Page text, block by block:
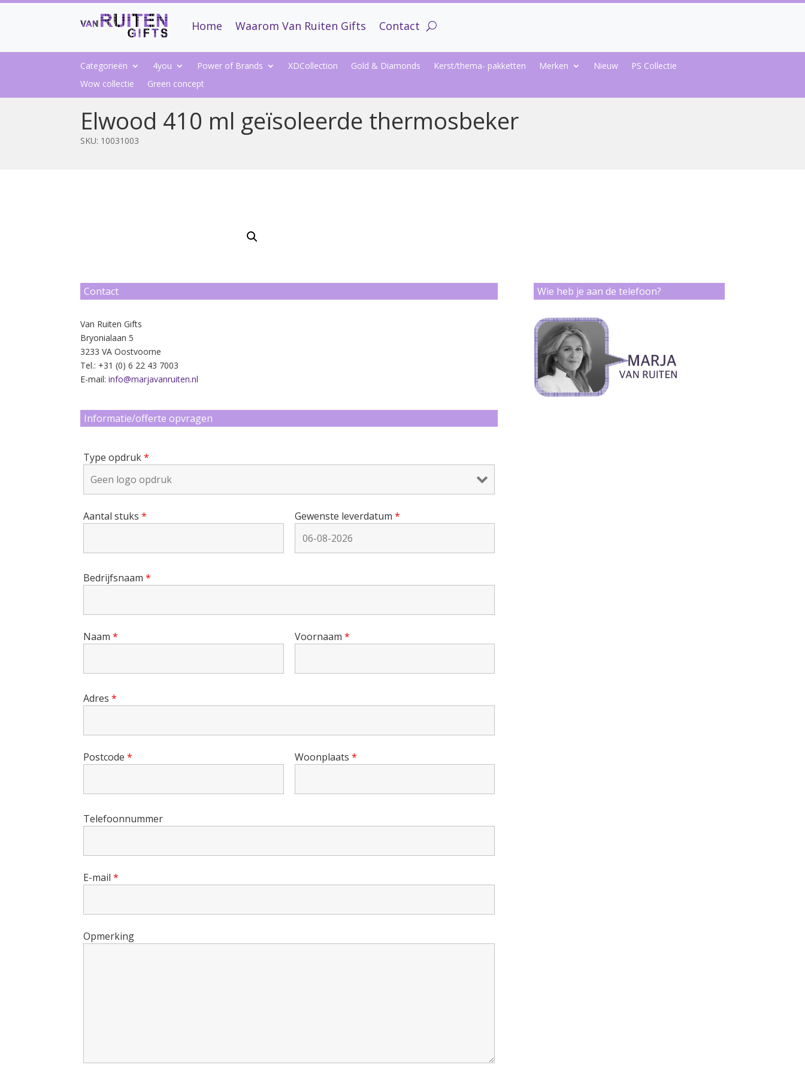
Home Waarom Van Ruiten Gifts Contact
Categorieën 4you Power of Brands XDCollection Gold & Diamonds Kerst/thema- pakketten Merken Nieuw
PS Collectie
Wow collectie
Green concept
Elwood 410 ml geïsoleerde thermosbeker
SKU: 10031003
Contact
Van Ruiten Gifts
Bryonialaan 5
3233 VA Oostvoorne
Tel.: +31 (0) 6 22 43 7003
E-mail:info@marjavanruiten.nl
Informatie/offerte opvragen
Type opdruk*
Aantal stuks* Gewenste leverdatum *
Bedrijfsnaam*
Naam* Voornaam *
Adres*
Postcode* Woonplaats *
Telefoonnummer
E-mail*
Opmerking
Wie heb je aan de telefoon?